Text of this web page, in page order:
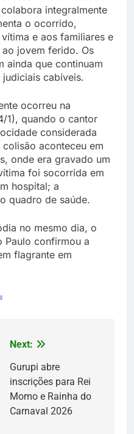
integralmente
o ocorrido,
e aos familiares e
jovem ferido. Os
ainda que continuam
cabíveis.
ocorreu na
1), quando o cantor
considerada
aconteceu em
onde era gravado um
foi socorrida em
hospital; a
quadro de saúde.
no mesmo dia, o
Paulo confirmou a
flagrante em
Next:
Gurupi abre
inscrições para Rei
Momo e Rainha do
Carnaval 2026